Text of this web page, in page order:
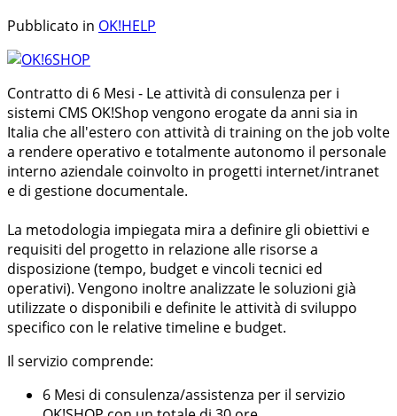
Pubblicato in OK!HELP
Contratto di 6 Mesi - Le attività di consulenza per i
sistemi CMS OK!Shop vengono erogate da anni sia in
Italia che all'estero con attività di training on the job volte
a rendere operativo e totalmente autonomo il personale
interno aziendale coinvolto in progetti internet/intranet
e di gestione documentale.
La metodologia impiegata mira a definire gli obiettivi e
requisiti del progetto in relazione alle risorse a
disposizione (tempo, budget e vincoli tecnici ed
operativi). Vengono inoltre analizzate le soluzioni già
utilizzate o disponibili e definite le attività di sviluppo
specifico con le relative timeline e budget.
Il servizio comprende:
6 Mesi di consulenza/assistenza per il servizio